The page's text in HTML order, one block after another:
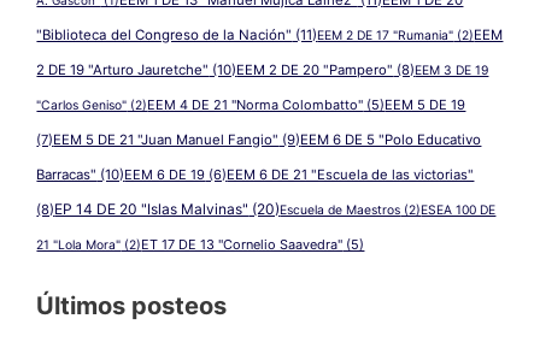
"Biblioteca del Congreso de la Nación" (11)EEM 2 DE 17 "Rumania" (2)EEM
2 DE 19 "Arturo Jauretche" (10)EEM 2 DE 20 "Pampero" (8)EEM 3 DE 19
"Carlos Geniso" (2)EEM 4 DE 21 "Norma Colombatto" (5)EEM 5 DE 19
(7)EEM 5 DE 21 "Juan Manuel Fangio" (9)EEM 6 DE 5 "Polo Educativo
Barracas" (10)EEM 6 DE 19 (6)EEM 6 DE 21 "Escuela de las victorias"
(8)EP 14 DE 20 "Islas Malvinas" (20)Escuela de Maestros (2)ESEA 100 DE
21 "Lola Mora" (2)ET 17 DE 13 "Cornelio Saavedra" (5)
Últimos posteos